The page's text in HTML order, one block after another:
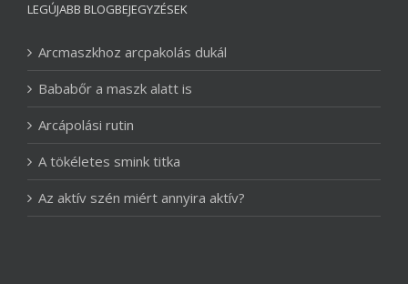
LEGÚJABB BLOGBEJEGYZÉSEK
Arcmaszkhoz arcpakolás dukál
Bababőr a maszk alatt is
Arcápolási rutin
A tökéletes smink titka
Az aktív szén miért annyira aktív?